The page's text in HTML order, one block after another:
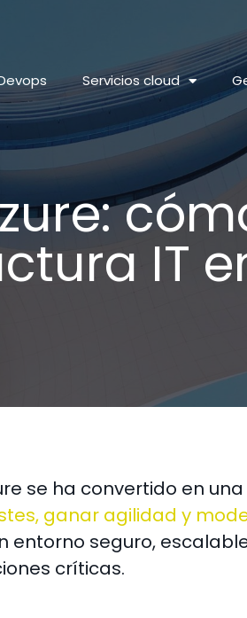
Servicios cloud
IT
se ha convertido en
ganar agilidad y
entorno seguro,
críticas.